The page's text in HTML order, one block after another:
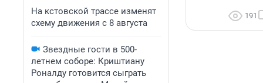
На кстовской трассе изменят
схему движения с 8 августа
Звездные гости в 500-
летнем соборе: Криштиану
Роналду готовится сыграть
191